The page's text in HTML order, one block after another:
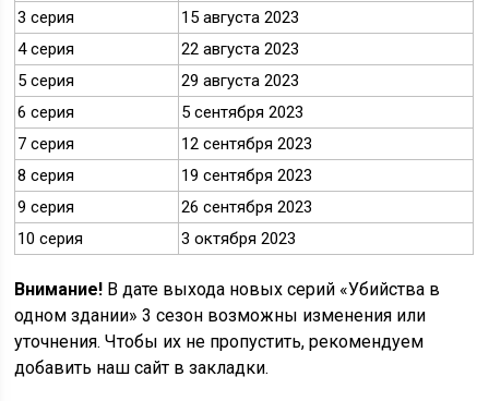
3 серия
15 августа 2023
4 серия
22 августа 2023
5 серия
29 августа 2023
6 серия
5 сентября 2023
7 серия
12 сентября 2023
8 серия
19 сентября 2023
9 серия
26 сентября 2023
10 серия
3 октября 2023
Внимание! В дате выхода новых серий «Убийства в
одном здании» 3 сезон возможны изменения или
уточнения. Чтобы их не пропустить, рекомендуем
добавить наш сайт в закладки.